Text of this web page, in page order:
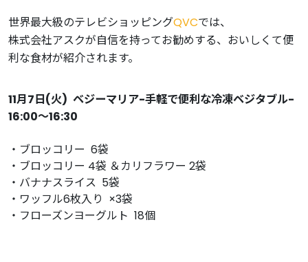
世界最大級のテレビショッピングQVCでは、
株式会社アスクが自信を持ってお勧めする、おいしくて便
利な食材が紹介されます。
11月7日(火) ベジーマリア-手軽で便利な冷凍ベジタブル-
16:00〜16:30
・ブロッコリー 6袋
・ブロッコリー 4袋 ＆カリフラワー 2袋
・バナナスライス 5袋
・ワッフル6枚入り ×3袋
・フローズンヨーグルト 18個